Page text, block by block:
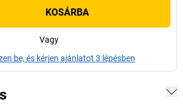
KOSÁRBA
Vagy
be, és kérjen ajánlatot 3 lépésben